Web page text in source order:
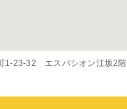
1-23-32 エスパシオン江坂2階